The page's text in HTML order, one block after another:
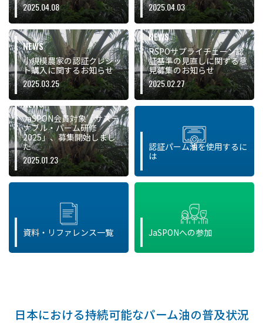
2025.04.08 2025.04.03
NEWS
小規模農家の認証クレジッ
ト購入に関するお知らせ
2025.03.25
NEWS
RSPOサプライチェーン認
証基準の見直しに関する意
見募集のお知らせ
2025.02.27
NEWS
JaSPON会員対象「サステ
ナブル・パーム研修
2025」、募集開始しまし
た
2025.01.23
認証パーム油を使用するに
は
資料・リファレンス一覧 JaSPONへの参加
日本における持続可能なパーム油の普及状況